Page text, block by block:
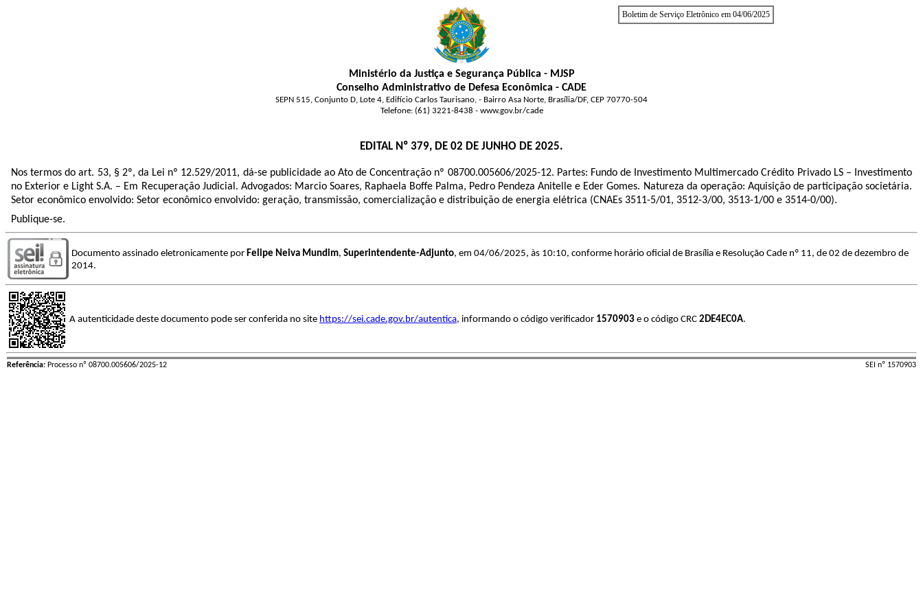
Boletim de Serviço Eletrônico em 04/06/2025
Ministério da Justiça e Segurança Pública - MJSP
Conselho Administrativo de Defesa Econômica - CADE
SEPN 515, Conjunto D, Lote 4, Edifício Carlos Taurisano, - Bairro Asa Norte, Brasília/DF, CEP 70770-504
Telefone: (61) 3221-8438 - www.gov.br/cade
EDITAL Nº 379, DE 02 DE JUNHO DE 2025.
Nos termos do art. 53, § 2º, da Lei nº 12.529/2011, dá-se publicidade ao Ato de Concentração nº 08700.005606/2025-12. Partes: Fundo de Investimento Multimercado Crédito Privado LS – Investimento
no Exterior e Light S.A. – Em Recuperação Judicial. Advogados: Marcio Soares, Raphaela Boffe Palma, Pedro Pendeza Anitelle e Eder Gomes. Natureza da operação: Aquisição de participação societária.
Setor econômico envolvido: Setor econômico envolvido: geração, transmissão, comercialização e distribuição de energia elétrica (CNAEs 3511-5/01, 3512-3/00, 3513-1/00 e 3514-0/00).
Publique-se.
Documento assinado eletronicamente por Felipe Neiva Mundim, Superintendente-Adjunto, em 04/06/2025, às 10:10, conforme horário oficial de Brasília e Resolução Cade nº 11, de 02 de dezembro de
2014.
A autenticidade deste documento pode ser conferida no site https://sei.cade.gov.br/autentica, informando o código verificador 1570903 e o código CRC 2DE4EC0A.
Referência: Processo nº 08700.005606/2025-12 SEI nº 1570903